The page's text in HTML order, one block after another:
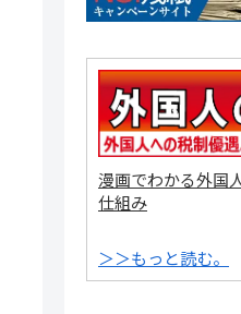
漫画でわかる外国
仕組み
＞＞もっと読む。